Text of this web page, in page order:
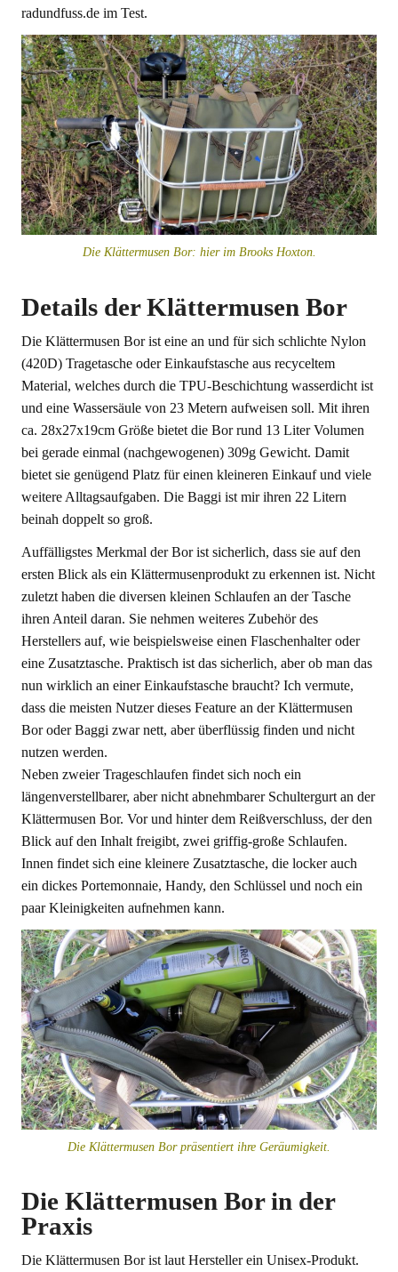
radundfuss.de im Test.
Die Klättermusen Bor: hier im Brooks Hoxton.
Details der Klättermusen Bor
Die Klättermusen Bor ist eine an und für sich schlichte Nylon
(420D) Tragetasche oder Einkaufstasche aus recyceltem
Material, welches durch die TPU-Beschichtung wasserdicht ist
und eine Wassersäule von 23 Metern aufweisen soll. Mit ihren
ca. 28x27x19cm Größe bietet die Bor rund 13 Liter Volumen
bei gerade einmal (nachgewogenen) 309g Gewicht. Damit
bietet sie genügend Platz für einen kleineren Einkauf und viele
weitere Alltagsaufgaben. Die Baggi ist mir ihren 22 Litern
beinah doppelt so groß.
Auffälligstes Merkmal der Bor ist sicherlich, dass sie auf den
ersten Blick als ein Klättermusenprodukt zu erkennen ist. Nicht
zuletzt haben die diversen kleinen Schlaufen an der Tasche
ihren Anteil daran. Sie nehmen weiteres Zubehör des
Herstellers auf, wie beispielsweise einen Flaschenhalter oder
eine Zusatztasche. Praktisch ist das sicherlich, aber ob man das
nun wirklich an einer Einkaufstasche braucht? Ich vermute,
dass die meisten Nutzer dieses Feature an der Klättermusen
Bor oder Baggi zwar nett, aber überflüssig finden und nicht
nutzen werden.
Neben zweier Trageschlaufen findet sich noch ein
längenverstellbarer, aber nicht abnehmbarer Schultergurt an der
Klättermusen Bor. Vor und hinter dem Reißverschluss, der den
Blick auf den Inhalt freigibt, zwei griffig-große Schlaufen.
Innen findet sich eine kleinere Zusatztasche, die locker auch
ein dickes Portemonnaie, Handy, den Schlüssel und noch ein
paar Kleinigkeiten aufnehmen kann.
Die Klättermusen Bor präsentiert ihre Geräumigkeit.
Die Klättermusen Bor in der
Praxis
Die Klättermusen Bor ist laut Hersteller ein Unisex-Produkt.